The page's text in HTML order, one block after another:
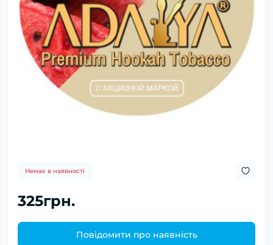
Немає в наявності
325грн.
Повідомити про наявність